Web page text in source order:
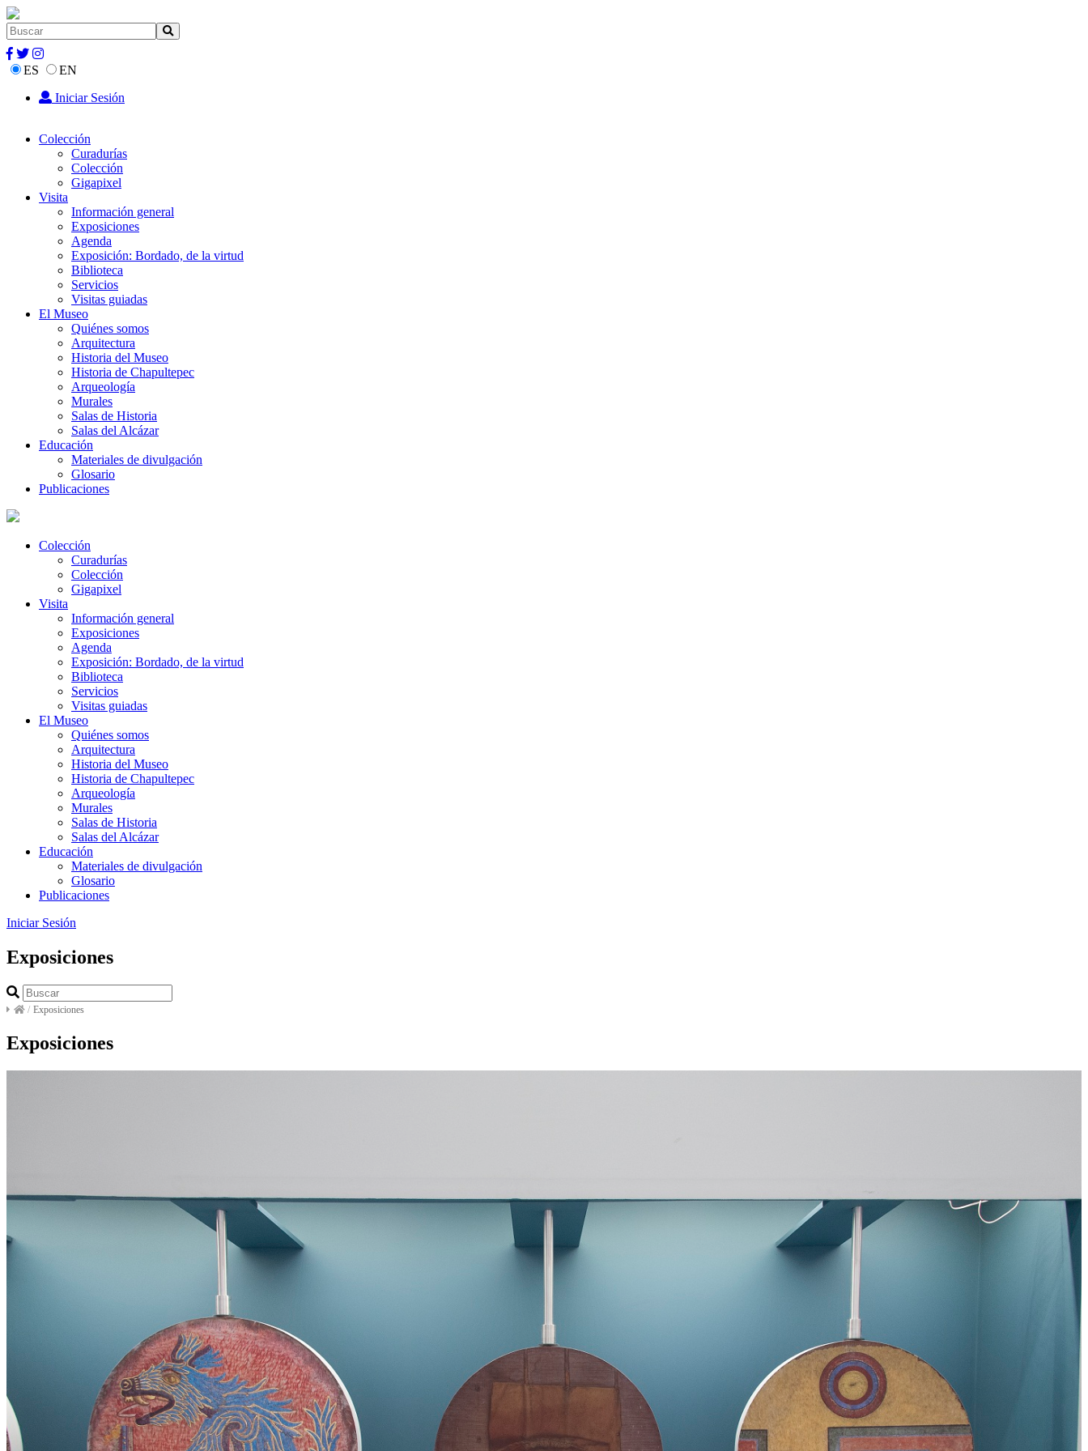
ES
EN
Iniciar Sesión
Colección
Curadurías
Colección
Gigapixel
Visita
Información general
Exposiciones
Agenda
Exposición: Bordado, de la virtud
Biblioteca
Servicios
Visitas guiadas
El Museo
Quiénes somos
Arquitectura
Historia del Museo
Historia de Chapultepec
Arqueología
Murales
Salas de Historia
Salas del Alcázar
Educación
Materiales de divulgación
Glosario
Publicaciones
Colección
Curadurías
Colección
Gigapixel
Visita
Información general
Exposiciones
Agenda
Exposición: Bordado, de la virtud
Biblioteca
Servicios
Visitas guiadas
El Museo
Quiénes somos
Arquitectura
Historia del Museo
Historia de Chapultepec
Arqueología
Murales
Salas de Historia
Salas del Alcázar
Educación
Materiales de divulgación
Glosario
Publicaciones
Iniciar Sesión
Exposiciones
/ Exposiciones
Exposiciones